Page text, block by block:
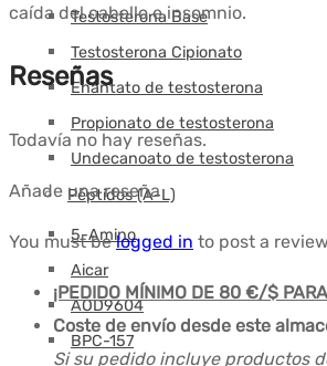
Testosterona Base
Testosterona Cipionato
Enantato de testosterona
Propionato de testosterona
Undecanoato de testosterona
Péptidos (A-L)
5-Amino
Aicar
AOD9604
BPC-157
caída del cabello e insomnio.
Reseñas
Todavía no hay reseñas.
Añade una reseña
You must belogged in to post a
¡PEDIDO MÍNIMO DE 80 €/$
Coste de envío desde este
Si su pedido incluye productos